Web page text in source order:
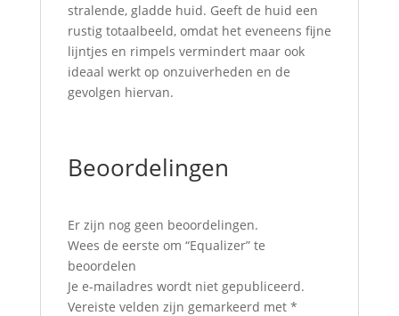
stralende, gladde huid. Geeft de huid een
rustig totaalbeeld, omdat het eveneens fijne
lijntjes en rimpels vermindert maar ook
ideaal werkt op onzuiverheden en de
gevolgen hiervan.
Beoordelingen
Er zijn nog geen beoordelingen.
Wees de eerste om “Equalizer” te
beoordelen
Je e-mailadres wordt niet gepubliceerd.
Vereiste velden zijn gemarkeerd met *